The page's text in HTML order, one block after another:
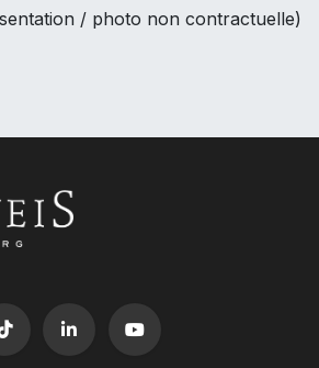
/ photo non contractuelle)